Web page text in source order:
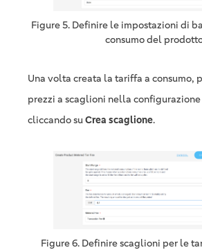
Figure 5. Definire le impostazioni di
consumo del
Una volta creata la tariffa a consumo,
prezzi a scaglioni nella
cliccando suCrea scaglione.
Figure 6. Definire scaglioni per le